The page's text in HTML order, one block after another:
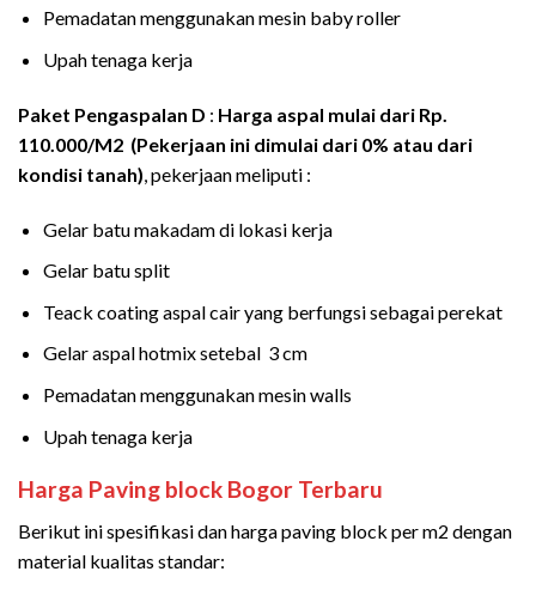
Pemadatan menggunakan mesin baby roller
Upah tenaga kerja
Paket Pengaspalan D : Harga aspal mulai dari Rp.
110.000/M2 (Pekerjaan ini dimulai dari 0% atau dari
kondisi tanah), pekerjaan meliputi :
Gelar batu makadam di lokasi kerja
Gelar batu split
Teack coating aspal cair yang berfungsi sebagai perekat
Gelar aspal hotmix setebal 3 cm
Pemadatan menggunakan mesin walls
Upah tenaga kerja
Harga Paving block Bogor Terbaru
Berikut ini spesifikasi dan harga paving block per m2 dengan
material kualitas standar: